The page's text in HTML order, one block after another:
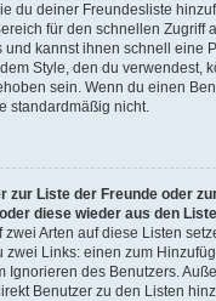
du deiner Freundesliste
für den schnellen Zugriff
und kannst ihnen schnell eine
Style, den du verwendest,
sein. Wenn du einen
standardmäßig nicht.
zur Liste der Freunde oder
diese wieder aus den
zwei Arten auf diese Listen
zwei Links: einen zum
Ignorieren des Benutzers.
Benutzer zu den Listen